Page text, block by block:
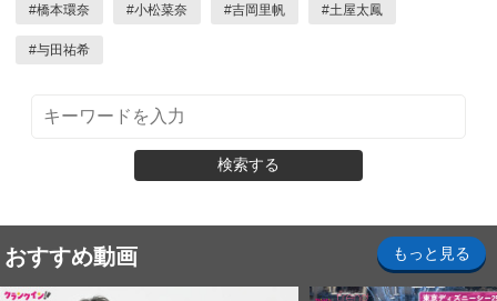
#橋本環奈 #小松菜奈 #吉岡里帆 #土屋太鳳
#与田祐希
検索する
おすすめ動画 もっと見る